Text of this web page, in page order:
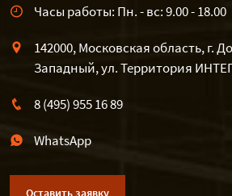
Часы работы: Пн. - вс: 9.00 - 18.00
142000, Московская область, г.
Западный, ул. Территория
8 (495) 955 16 89
WhatsApp
Оставить заявку